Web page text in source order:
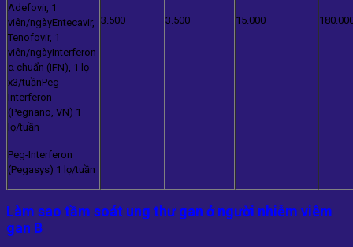
Adefovir, 1
viên/ngàyEntecavir,
Tenofovir, 1
viên/ngàyInterferon-
α chuẩn (IFN), 1 lọ
x3/tuầnPeg-
Interferon
(Pegnano, VN) 1
lọ/tuần
Peg-Interferon
(Pegasys) 1 lọ/tuần
3.500 3.500 15.000
Làm sao tầm soát ung thư gan ở người nhiễm viêm
gan B